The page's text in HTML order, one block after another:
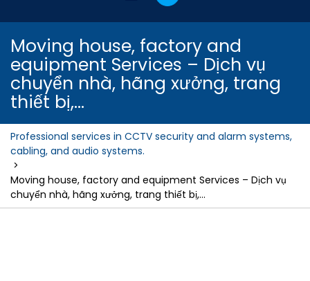
Moving house, factory and
equipment Services – Dịch vụ
chuyển nhà, hãng xưởng, trang
thiết bị,…
Professional services in CCTV security and alarm systems,
cabling, and audio systems.
>
Moving house, factory and equipment Services – Dịch vụ
chuyển nhà, hãng xưởng, trang thiết bị,…